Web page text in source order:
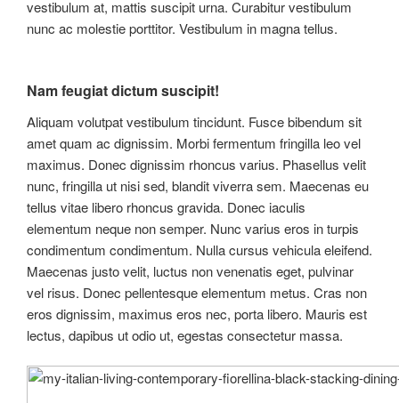
vestibulum at, mattis suscipit urna. Curabitur vestibulum
nunc ac molestie porttitor. Vestibulum in magna tellus.
Nam feugiat dictum suscipit!
Aliquam volutpat vestibulum tincidunt. Fusce bibendum sit
amet quam ac dignissim. Morbi fermentum fringilla leo vel
maximus. Donec dignissim rhoncus varius. Phasellus velit
nunc, fringilla ut nisi sed, blandit viverra sem. Maecenas eu
tellus vitae libero rhoncus gravida. Donec iaculis
elementum neque non semper. Nunc varius eros in turpis
condimentum condimentum. Nulla cursus vehicula eleifend.
Maecenas justo velit, luctus non venenatis eget, pulvinar
vel risus. Donec pellentesque elementum metus. Cras non
eros dignissim, maximus eros nec, porta libero. Mauris est
lectus, dapibus ut odio ut, egestas consectetur massa.